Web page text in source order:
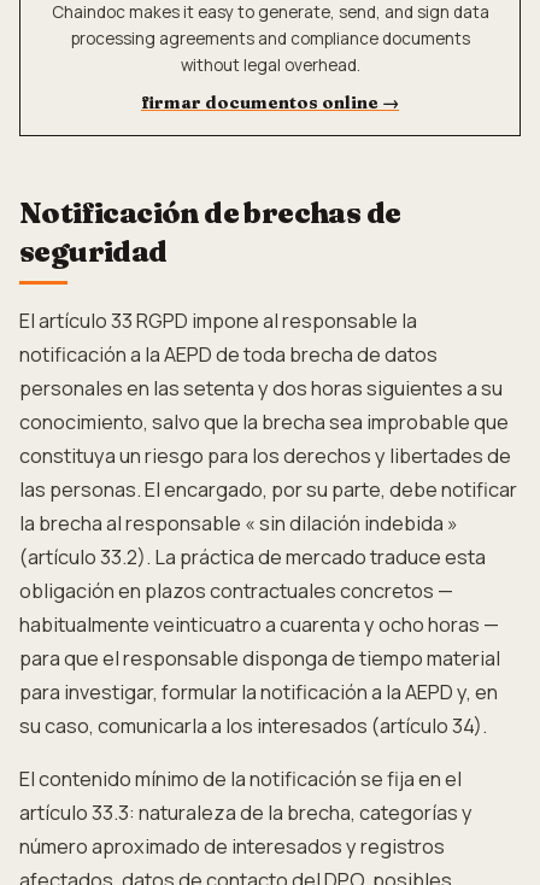
Chaindoc makes it easy to generate, send, and sign data
processing agreements and compliance documents
without legal overhead.
firmar documentos online →
Notificación de brechas de
seguridad
El artículo 33 RGPD impone al responsable la
notificación a la AEPD de toda brecha de datos
personales en las setenta y dos horas siguientes a su
conocimiento, salvo que la brecha sea improbable que
constituya un riesgo para los derechos y libertades de
las personas. El encargado, por su parte, debe notificar
la brecha al responsable « sin dilación indebida »
(artículo 33.2). La práctica de mercado traduce esta
obligación en plazos contractuales concretos —
habitualmente veinticuatro a cuarenta y ocho horas —
para que el responsable disponga de tiempo material
para investigar, formular la notificación a la AEPD y, en
su caso, comunicarla a los interesados (artículo 34).
El contenido mínimo de la notificación se fija en el
artículo 33.3: naturaleza de la brecha, categorías y
número aproximado de interesados y registros